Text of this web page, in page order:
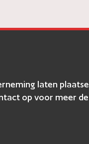
laten
op voor meer